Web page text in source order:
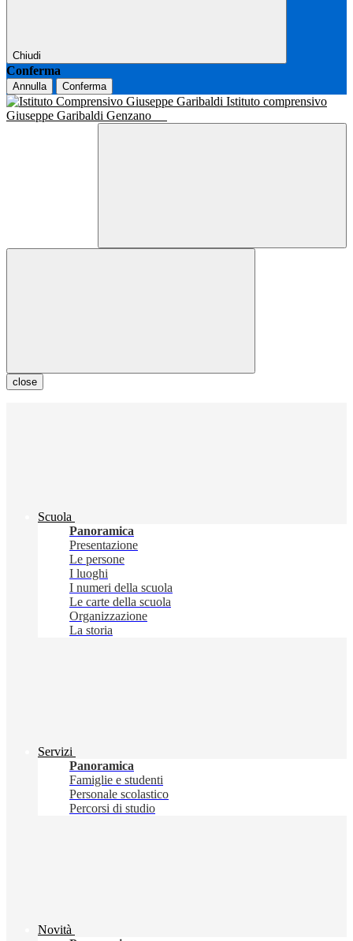
Chiudi
Conferma
Annulla Conferma
Istituto comprensivo
Giuseppe Garibaldi Genzano
close
Scuola
Panoramica
Presentazione
Le persone
I luoghi
I numeri della scuola
Le carte della scuola
Organizzazione
La storia
Servizi
Panoramica
Famiglie e studenti
Personale scolastico
Percorsi di studio
Novità